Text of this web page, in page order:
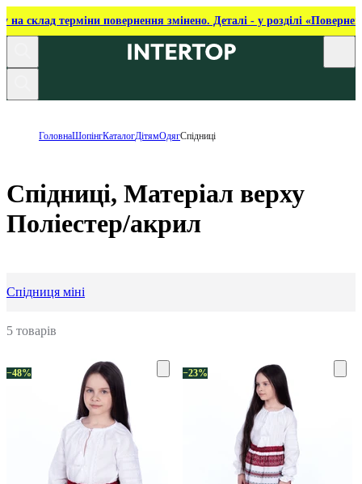
на склад терміни повернення змінено. Деталі - у розділі
ГоловнаШопінгКаталогДітямОдягСпідниці
Спідниці, Матеріал верху
Поліестер/акрил
Спідниця міні
5 товарів
−48% −23%